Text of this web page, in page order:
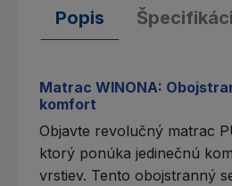
Popis
Matrac WINONA:
komfort
Objavte revolučný matrac
ktorý ponúka jedinečnú
vrstiev. Tento obojstranný